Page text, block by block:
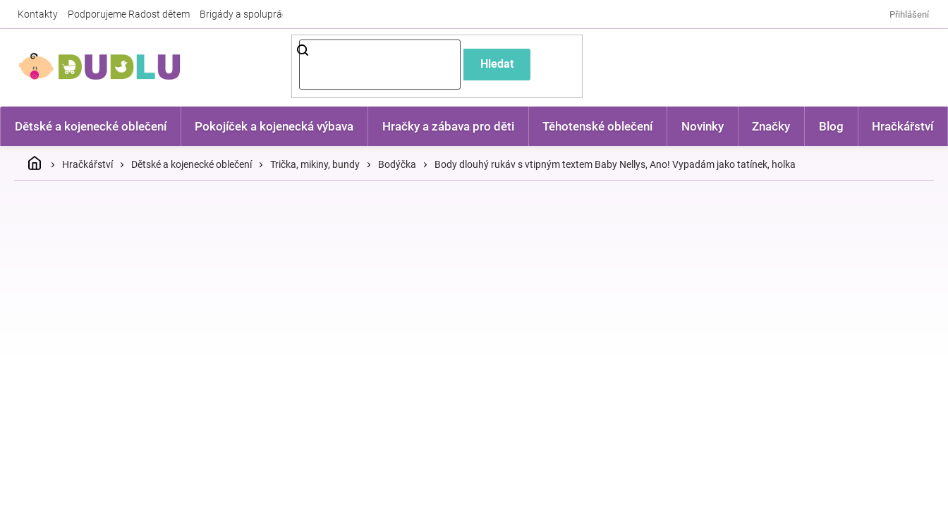
Kontakty Podporujeme Radost dětem Brigády a spolupráce Přihlášení
Hledat
Dětské a kojenecké oblečení Pokojíček a kojenecká výbava Hračky a zábava pro děti Těhotenské oblečení Novinky Značky Blog Hračkářství
DomůHračkářství Dětské a kojenecké oblečení Trička, mikiny, bundy Bodýčka Body dlouhý rukáv s vtipným textem Baby Nellys, Ano! Vypadám jako tatínek, holka